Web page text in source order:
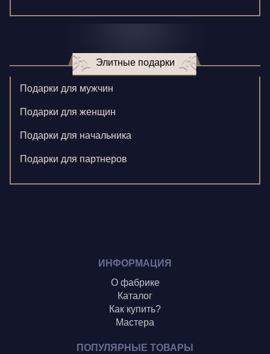
Зверева В.
Кормилицына Е.
Корнилова В.
Ларионова С.
Левушкина Н.
Ненажный А.
Олонцев О.
Элитные подарки
Подарки для мужчин
Подарки для женщин
Подарки для начальника
Подарки для партнеров
ИНФОРМАЦИЯ
О фабрике
Каталог
Как купить?
Мастера
ПОПУЛЯРНЫЕ ТОВАРЫ